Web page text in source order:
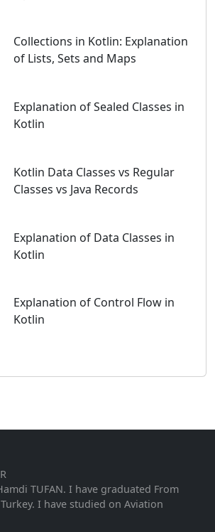
Collections in Kotlin: Explanation
of Lists, Sets and Maps
Explanation of Sealed Classes in
Kotlin
Kotlin Data Classes vs Regular
Classes vs Java Records
Explanation of Data Classes in
Kotlin
Explanation of Control Flow in
Kotlin
TUFAN. I have graduated From
I have studied on Aviation